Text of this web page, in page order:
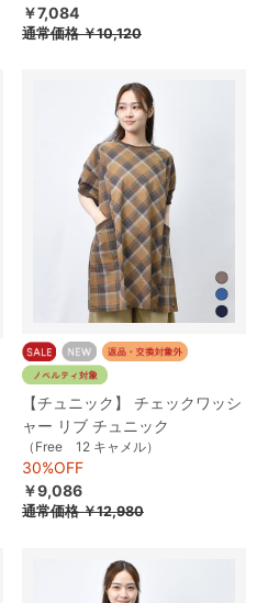
￥7,084
通常価格￥10,120
【チュニック】 チェックワッシ
ャー リブ チュニック
（Free 12 キャメル）
30%OFF
￥9,086
通常価格￥12,980